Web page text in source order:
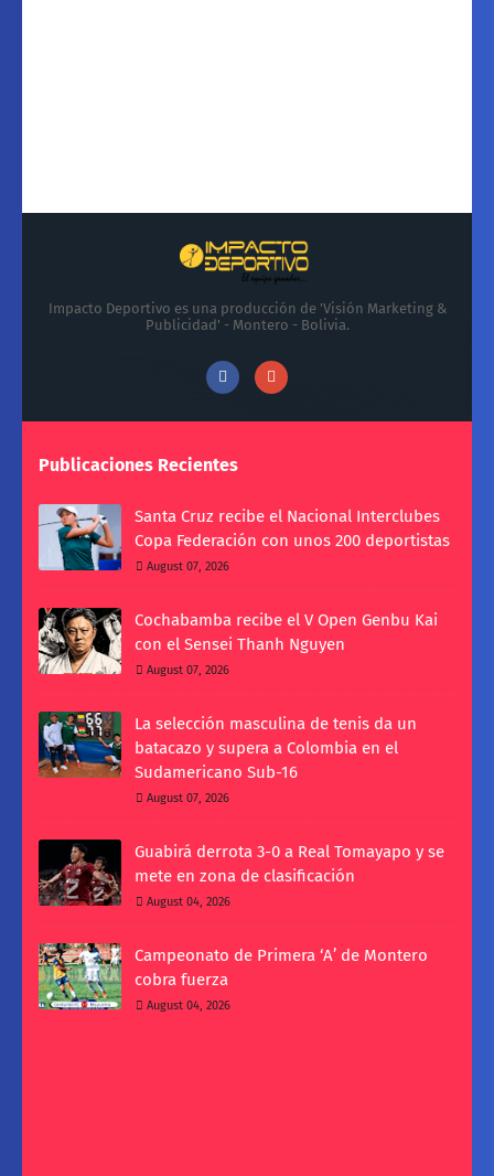
Impacto Deportivo es una producción de 'Visión Marketing &
Publicidad' - Montero - Bolivia.
Publicaciones Recientes
Santa Cruz recibe el Nacional Interclubes
Copa Federación con unos 200 deportistas
August 07, 2026
Cochabamba recibe el V Open Genbu Kai
con el Sensei Thanh Nguyen
August 07, 2026
La selección masculina de tenis da un
batacazo y supera a Colombia en el
Sudamericano Sub-16
August 07, 2026
Guabirá derrota 3-0 a Real Tomayapo y se
mete en zona de clasificación
August 04, 2026
Campeonato de Primera ‘A’ de Montero
cobra fuerza
August 04, 2026